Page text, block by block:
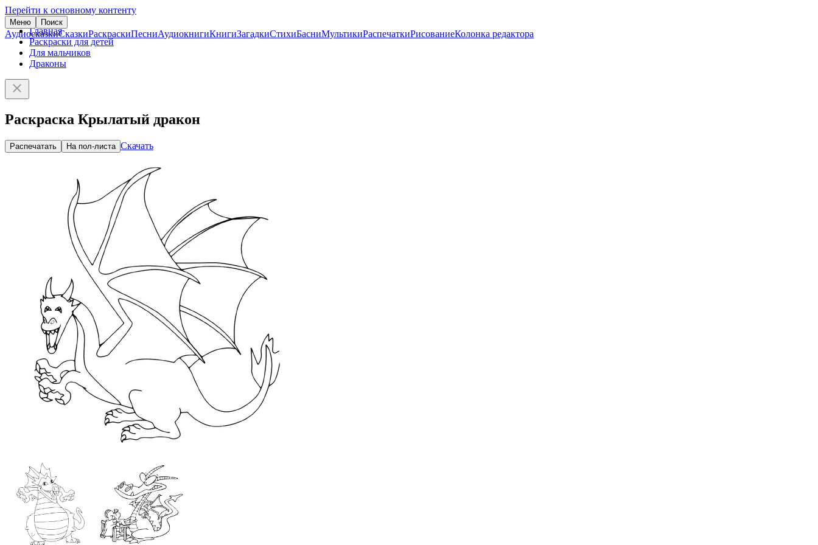
Перейти к основному контенту
Меню Поиск
АудиосказкиСказкиРаскраскиПесниАудиокнигиКнигиЗагадкиСтихиБасниМультикиРаспечаткиРисованиеКолонка редактора
Главная
Раскраски для детей
Для мальчиков
Драконы
Раскраска Крылатый дракон
Распечатать На пол-листа Скачать